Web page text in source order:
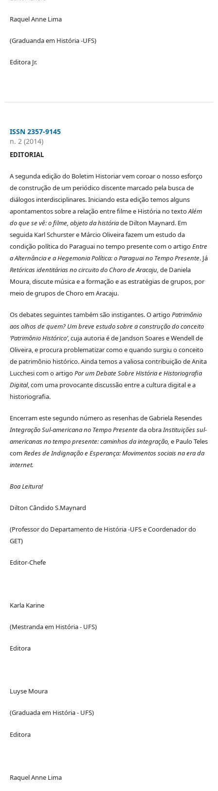
Raquel Anne Lima
(Graduanda em História -UFS)
Editora Jr.
ISSN 2357-9145
n. 2 (2014)
EDITORIAL
A segunda edição do Boletim Historiar vem coroar o nosso esforço
de construção de um periódico discente marcado pela busca de
diálogos interdisciplinares. Iniciando esta edição temos alguns
apontamentos sobre a relação entre filme e História no textoAlém
do que se vê: o filme, objeto da históriade Dilton Maynard. Em
seguida Karl Schurster e Márcio Oliveira fazem um estudo da
condição política do Paraguai no tempo presente com o artigoEntre
a Alternância e a Hegemonia Política: o Paraguai no Tempo Presente. Já
Retóricas identitárias no circuito do Choro de Aracaju, de Daniela
Moura, discute música e a formação e as estratégias de grupos, por
meio de grupos de Choro em Aracaju.
Os debates seguintes também são instigantes. O artigoPatrimônio
aos olhos de quem? Um breve estudo sobre a construção do conceito
‘Patrimônio Histórico’, cuja autoria é de Jandson Soares e Wendell de
Oliveira, e procura problematizar como e quando surgiu o conceito
de patrimônio histórico. Ainda temos a valiosa contribuição de Anita
Lucchesi com o artigoPor um Debate Sobre História e Historiografia
Digital, com uma provocante discussãoentre a cultura digital e a
historiografia.
Encerram este segundo número as resenhas de Gabriela Resendes
Integração Sul-americana no Tempo Presente da obraInstituições sul-
americanas no tempo presente: caminhos da integração, e Paulo Teles
comRedes de Indignação e Esperança: Movimentos sociais na era da
internet.
Boa Leitura!
Dilton Cândido S.Maynard
(Professor do Departamento de História -UFS e Coordenador do
GET)
Editor-Chefe
Karla Karine
(Mestranda em História - UFS)
Editora
Luyse Moura
(Graduada em História - UFS)
Editora
Raquel Anne Lima